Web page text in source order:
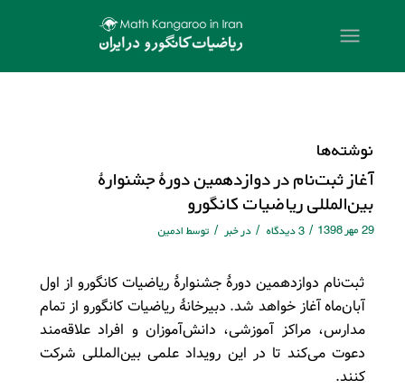
نوشته‌ها
آغاز ثبت‌نام در دوازدهمین دورۀ جشنوارۀ
بین‌المللی ریاضیات کانگورو
29 مهر 1398 / 3 دیدگاه / درخبر / توسط ادمین
ثبت‌نام دوازدهمین دورۀ جشنوارۀ رياضيات كانگورو از اول
آبان‌ماه آغاز خواهد شد. دبيرخانۀ رياضيات كانگورو از تمام
مدارس، مراكز آموزشی، دانش‌آموزان و افراد علاقه‌مند
دعوت می‌کند تا در این رویداد علمی بین‌المللی شرکت
کنند.